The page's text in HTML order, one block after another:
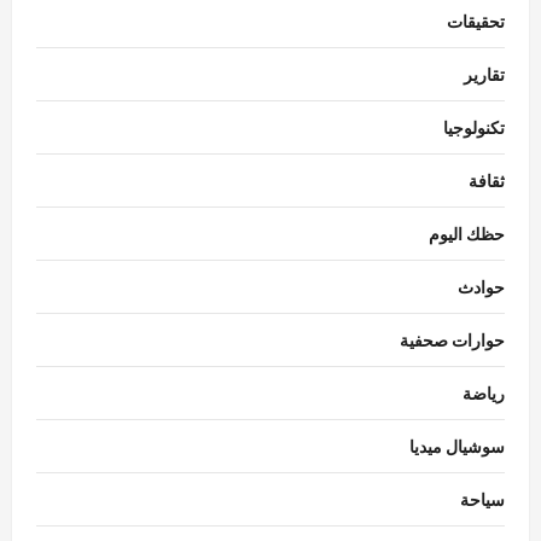
تحقيقات
تقارير
تكنولوجيا
ثقافة
حظك اليوم
حوادث
حوارات صحفية
رياضة
سوشيال ميديا
سياحة